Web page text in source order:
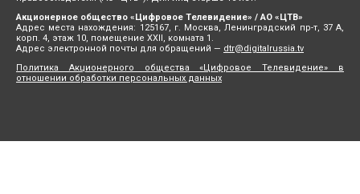
Акционерное общество «Цифровое Телевидение» / АО «ЦТВ»
Адрес места нахождения: 125167, г. Москва, Ленинградский пр-т, 37 А,
корп. 4, этаж 10, помещение XXII, комната 1.
Адрес электронной почты для обращений — dtr@digitalrussia.tv
Политика Акционерного общества «Цифровое Телевидение» в
отношении обработки персональных данных